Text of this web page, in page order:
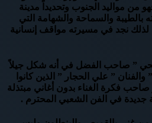
من مواليد الجنوب وتحديداً مدينة
والسماحة والشهامة التي
نجد في مسيرته مواقف إنسانية
” صاحب الفضل في أنه شكل جيلاً
” علي الحجار ” الذين كانوا
فكرة الغناء بدون أغاني مبتذلة
في الفن الشعبي المحترم .